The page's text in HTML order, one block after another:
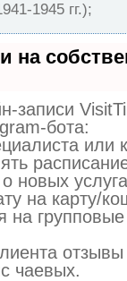
1945 гг.);
на
записи
бота:
или
на карту/
на
отзывы
чаевых.